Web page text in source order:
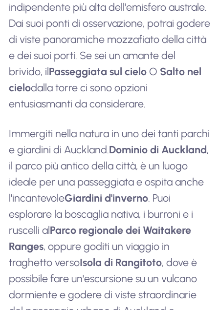
indipendente più alta dell'emisfero australe.
Dai suoi ponti di osservazione, potrai godere
di viste panoramiche mozzafiato della città
e dei suoi porti. Se sei un amante del
brivido, ilPasseggiata sul cieloO Salto nel
cielodalla torre ci sono opzioni
entusiasmanti da considerare.
Immergiti nella natura in uno dei tanti parchi
e giardini di Auckland.Dominio di Auckland,
il parco più antico della città, è un luogo
ideale per una passeggiata e ospita anche
l'incantevoleGiardini d'inverno. Puoi
esplorare la boscaglia nativa, i burroni e i
ruscelli al Parco regionale dei Waitakere
Ranges, oppure goditi un viaggio in
traghetto versoIsola di Rangitoto, dove è
possibile fare un'escursione su un vulcano
dormiente e godere di viste straordinarie